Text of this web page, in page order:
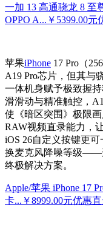
一加 13 高通骁龙 8 至
OPPO A... ￥5399.00元
苹果iPhone 17 Pro（
A19 Pro芯片，但其与
一体机身赋予极致握
滑滑动与精准触控，
使《暗区突围》极限
RAW视频直录能力，
iOS 26自定义按键更
换麦克风降噪等级——
终极解决方案。
Apple/苹果 iPhone 17
卡... ￥8999.00元优惠